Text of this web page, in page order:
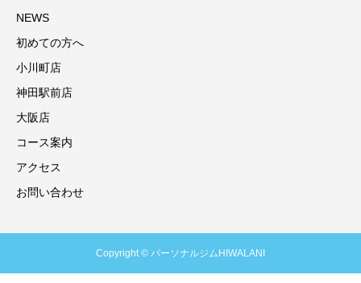
NEWS
初めての方へ
小川町店
神田駅前店
大阪店
コース案内
アクセス
お問い合わせ
Copyright © パーソナルジムHIWALANI